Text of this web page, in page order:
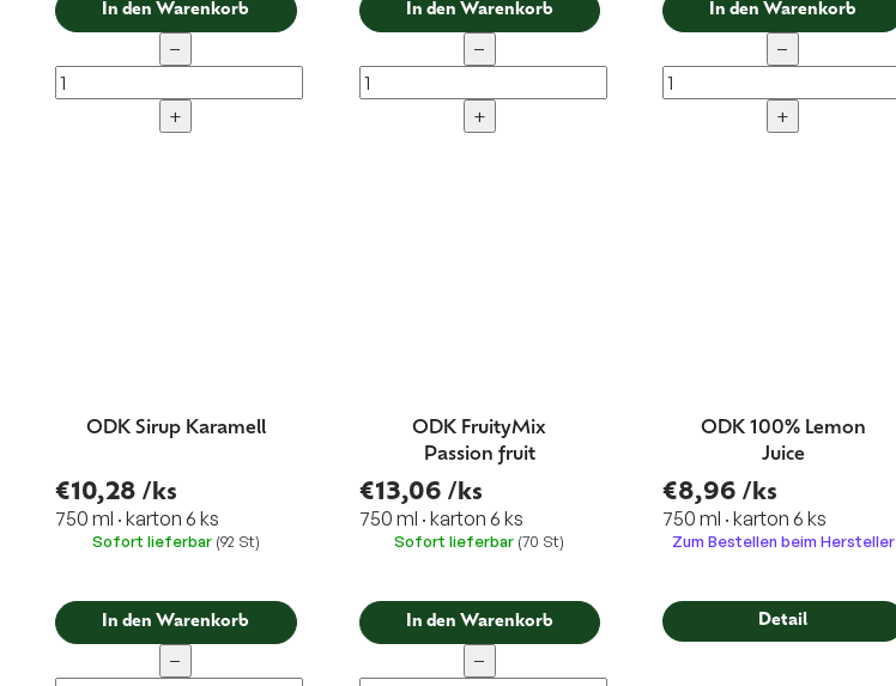
In den Warenkorb
−
+
In den Warenkorb
−
+
In den Warenkorb
−
+
ODK Sirup Karamell
€10,28 /ks
750 ml · karton 6 ks
Sofort lieferbar (92 St)
In den Warenkorb
−
ODK FruityMix
Passion fruit
€13,06 /ks
750 ml · karton 6 ks
Sofort lieferbar (70 St)
In den Warenkorb
−
ODK 100% Lemon
Juice
€8,96 /ks
750 ml · karton 6 ks
Zum Bestellen beim Hersteller
Detail